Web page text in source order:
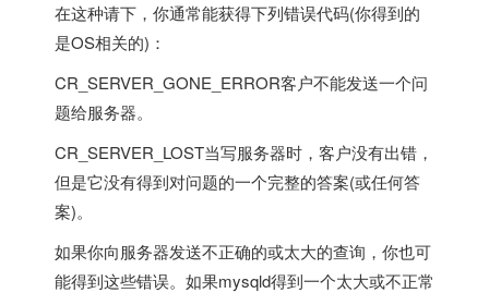
在这种请下，你通常能获得下列错误代码(你得到的
是OS相关的)：
CR_SERVER_GONE_ERROR客户不能发送一个问
题给服务器。
CR_SERVER_LOST当写服务器时，客户没有出错，
但是它没有得到对问题的一个完整的答案(或任何答
案)。
如果你向服务器发送不正确的或太大的查询，你也可
能得到这些错误。如果mysqld得到一个太大或不正常